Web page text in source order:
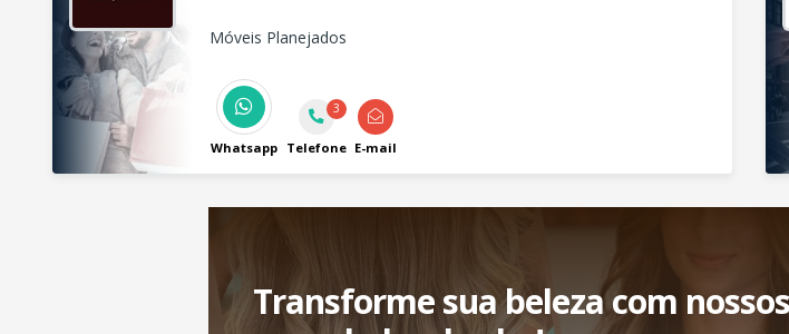
Móveis Planejados
Whatsapp
3
Telefone E-mail
Transforme sua beleza com